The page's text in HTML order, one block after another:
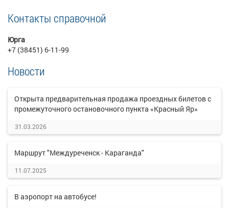
Контакты справочной
Юрга
+7 (38451) 6-11-99
Новости
Открыта предварительная продажа проездных билетов с
промежуточного остановочного пункта «Красный Яр»
31.03.2026
Маршрут "Междуреченск - Караганда"
11.07.2025
В аэропорт на автобусе!